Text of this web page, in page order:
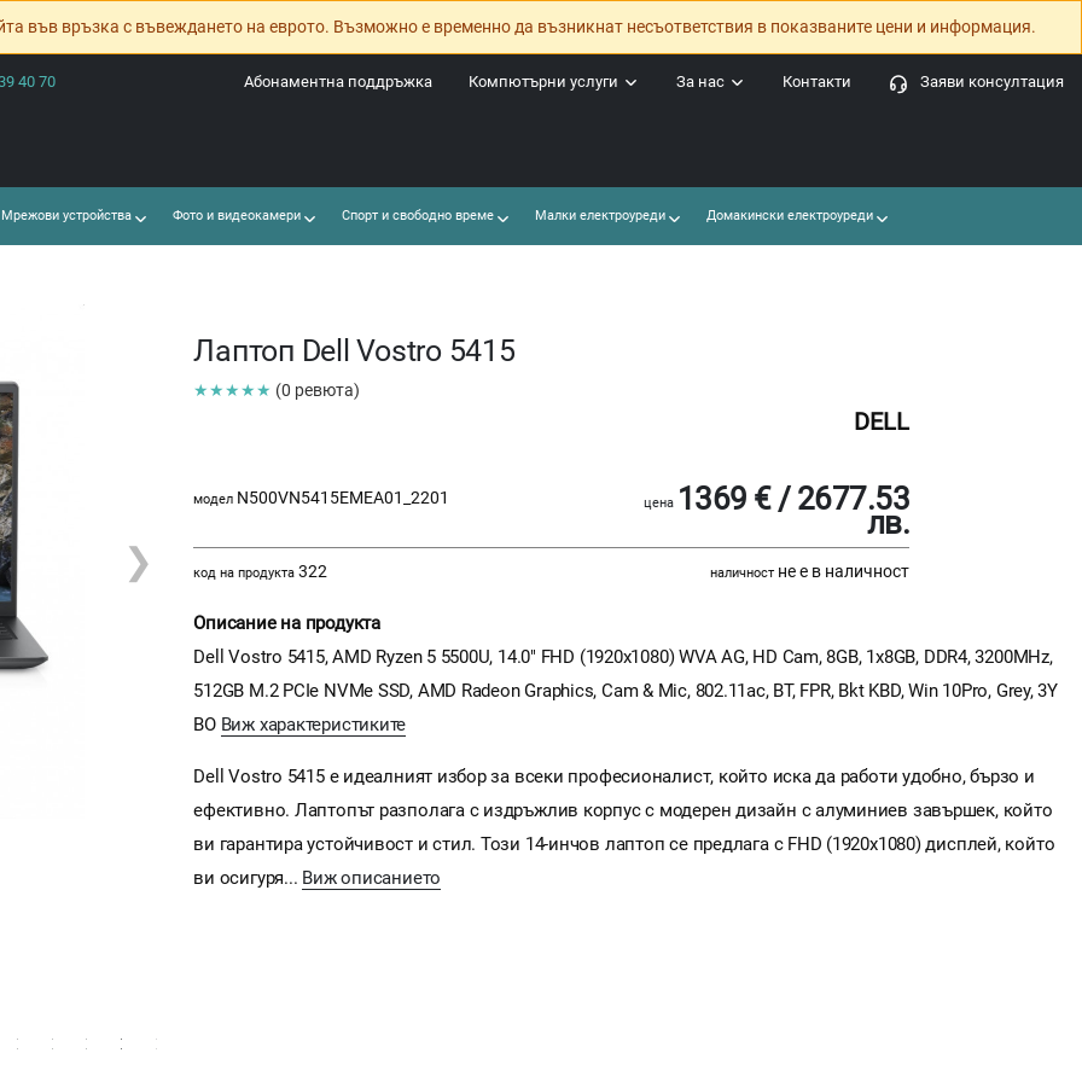
във връзка с въвеждането на еврото. Възможно е временно да възникнат несъответствия в показваните цени и информация.
40 70 Заяви консултация
Контакти
За нас
Компютърни услуги
Абонаментна поддръжка
устройства Фото и видеокамери Спорт и свободно време Малки електроуреди Домакински електроуреди
❯
Лаптоп Dell Vostro 5415
★★★★★ (0 ревюта)
DELL
модел N500VN5415EMEA01_2201 цена 1369 € / 2677.53
лв.
код на продукта 322 наличност не е в наличност
Описание на продукта
Dell Vostro 5415, AMD Ryzen 5 5500U, 14.0" FHD (1920x1080) WVA AG, HD Cam, 8GB, 1x8GB, DDR4, 3200MHz,
512GB M.2 PCIe NVMe SSD, AMD Radeon Graphics, Cam & Mic, 802.11ac, BT, FPR, Bkt KBD, Win 10Pro, Grey, 3Y
BO Виж характеристиките
Dell Vostro 5415 е идеалният избор за всеки професионалист, който иска да работи удобно, бързо и
ефективно. Лаптопът разполага с издръжлив корпус с модерен дизайн с алуминиев завършек, който
ви гарантира устойчивост и стил. Този 14-инчов лаптоп се предлага с FHD (1920x1080) дисплей, който
ви осигуря... Виж описанието